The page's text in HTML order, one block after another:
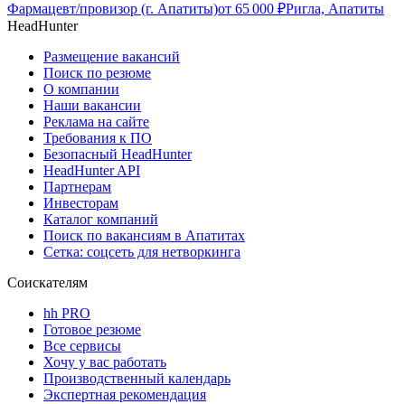
Фармацевт/провизор (г. Апатиты)от 65 000 ₽Ригла, Апатиты
HeadHunter
Размещение вакансий
Поиск по резюме
О компании
Наши вакансии
Реклама на сайте
Требования к ПО
Безопасный HeadHunter
HeadHunter API
Партнерам
Инвесторам
Каталог компаний
Поиск по вакансиям в Апатитах
Сетка: соцсеть для нетворкинга
Соискателям
hh PRO
Готовое резюме
Все сервисы
Хочу у вас работать
Производственный календарь
Экспертная рекомендация